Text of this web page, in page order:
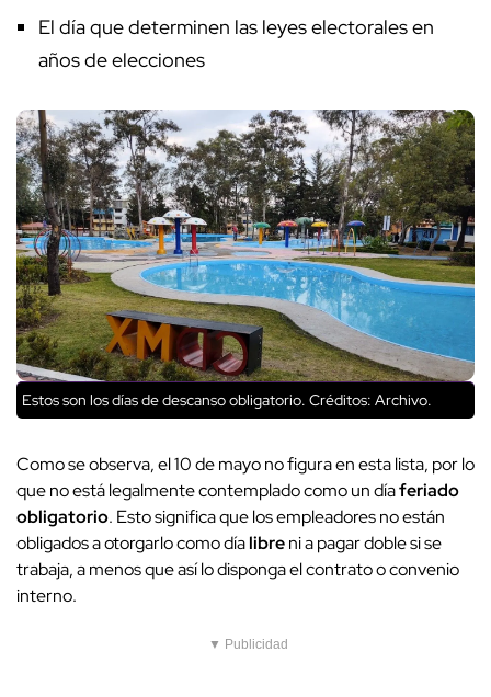
El día que determinen las leyes electorales en
años de elecciones
Estos son los días de descanso obligatorio. Créditos: Archivo.
Como se observa, el 10 de mayo no figura en esta lista, por lo
que no está legalmente contemplado como un díaferiado
obligatorio. Esto significa que los empleadores no están
obligados a otorgarlo como díalibreni a pagar doble si se
trabaja, a menos que así lo disponga el contrato o convenio
interno.
▼ Publicidad